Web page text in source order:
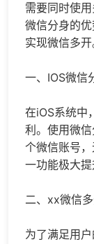
需要同时使
微信分身的
实现微信多开
一、IOS微信
在iOS系统中，
利。使用微
个微信账号
一功能极大提
二、xx微信
为了满足用